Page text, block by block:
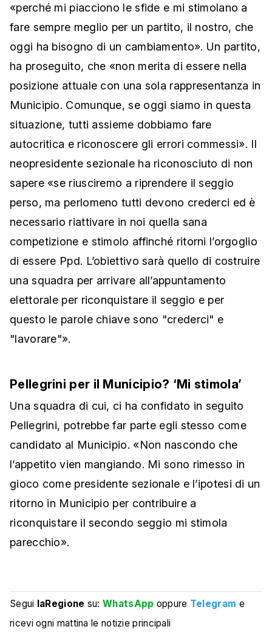
«perché mi piacciono le sfide e mi stimolano a
fare sempre meglio per un partito, il nostro, che
oggi ha bisogno di un cambiamento». Un partito,
ha proseguito, che «non merita di essere nella
posizione attuale con una sola rappresentanza in
Municipio. Comunque, se oggi siamo in questa
situazione, tutti assieme dobbiamo fare
autocritica e riconoscere gli errori commessi». Il
neopresidente sezionale ha riconosciuto di non
sapere «se riusciremo a riprendere il seggio
perso, ma perlomeno tutti devono crederci ed è
necessario riattivare in noi quella sana
competizione e stimolo affinché ritorni l’orgoglio
di essere Ppd. L’obiettivo sarà quello di costruire
una squadra per arrivare all’appuntamento
elettorale per riconquistare il seggio e per
questo le parole chiave sono "crederci" e
"lavorare"».
Pellegrini per il Municipio? ‘Mi stimola’
Una squadra di cui, ci ha confidato in seguito
Pellegrini, potrebbe far parte egli stesso come
candidato al Municipio. «Non nascondo che
l’appetito vien mangiando. Mi sono rimesso in
gioco come presidente sezionale e l’ipotesi di un
ritorno in Municipio per contribuire a
riconquistare il secondo seggio mi stimola
parecchio».
Segui laRegione su:WhatsApp oppure Telegram e
ricevi ogni mattina le notizie principali